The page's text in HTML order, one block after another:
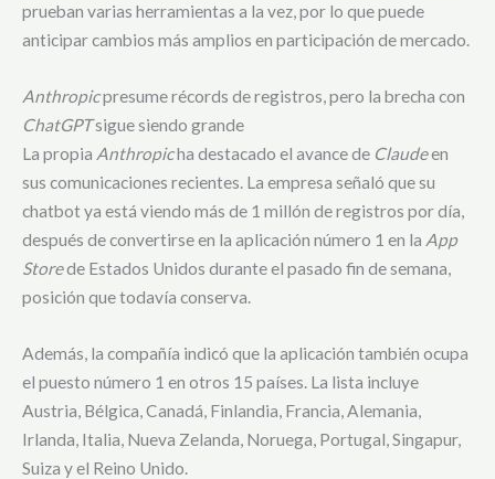
prueban varias herramientas a la vez, por lo que puede
anticipar cambios más amplios en participación de mercado.
Anthropicpresume récords de registros, pero la brecha con
ChatGPTsigue siendo grande
La propia Anthropicha destacado el avance de Claudeen
sus comunicaciones recientes. La empresa señaló que su
chatbot ya está viendo más de 1 millón de registros por día,
después de convertirse en la aplicación número 1 en la App
Storede Estados Unidos durante el pasado fin de semana,
posición que todavía conserva.
Además, la compañía indicó que la aplicación también ocupa
el puesto número 1 en otros 15 países. La lista incluye
Austria, Bélgica, Canadá, Finlandia, Francia, Alemania,
Irlanda, Italia, Nueva Zelanda, Noruega, Portugal, Singapur,
Suiza y el Reino Unido.